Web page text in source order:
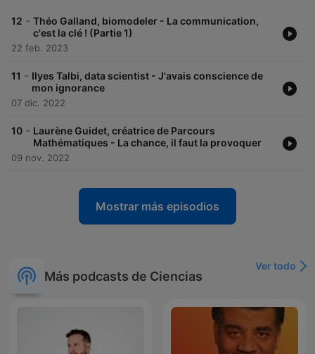
12 - Théo Galland, biomodeler - La communication,
c'est la clé ! (Partie 1)
22 feb. 2023
11 - Ilyes Talbi, data scientist - J'avais conscience de
mon ignorance
07 dic. 2022
10 - Laurène Guidet, créatrice de Parcours
Mathématiques - La chance, il faut la provoquer
09 nov. 2022
Mostrar más episodios
Más podcasts de Ciencias
Ver todo